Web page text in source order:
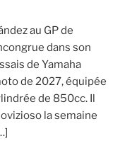
au GP de
dans son
de Yamaha
de 2027, équipée
de 850cc. Il
la semaine